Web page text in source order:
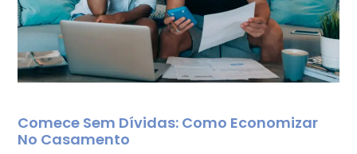
Comece Sem Dívidas: Como Economizar
No Casamento